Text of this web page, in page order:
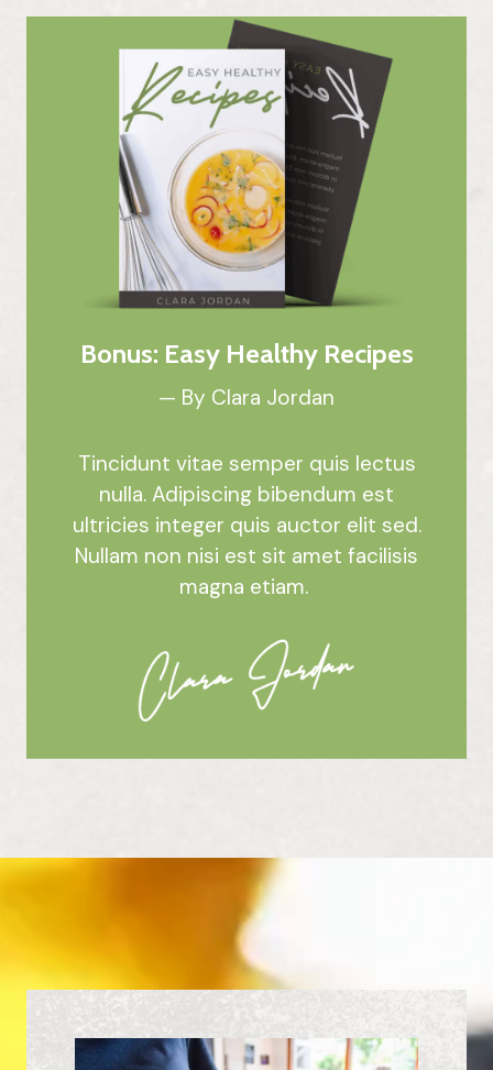
Bonus: Easy Healthy Recipes
— By Clara Jordan
Tincidunt vitae semper quis lectus
nulla. Adipiscing bibendum est
ultricies integer quis auctor elit sed.
Nullam non nisi est sit amet facilisis
magna etiam.